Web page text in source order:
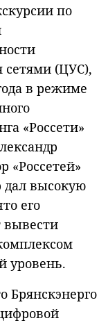
по
сетями (ЦУС),
в режиме
«Россети»
«Россетей»
дал высокую
его
вывести
уровень.
Брянскэнерго